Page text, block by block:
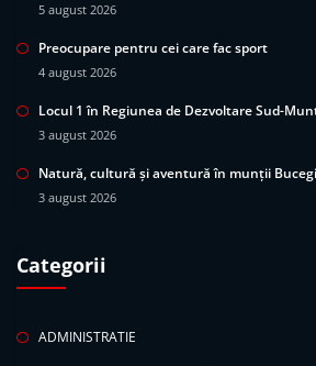
5 august 2026
Preocupare pentru cei care fac sport
4 august 2026
Locul 1 în Regiunea de Dezvoltare Sud-
3 august 2026
Natură, cultură și aventură în munții Bucegi
3 august 2026
Categorii
ADMINISTRATIE